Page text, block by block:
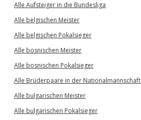
Alle Aufsteiger in die Bundesliga
Alle belgischen Meister
Alle belgischen Pokalsieger
Alle bosnischen Meister
Alle bosnischen Pokalsieger
Alle Brüderpaare in der Nationalmannschaft
Alle bulgarischen Meister
Alle bulgarischen Pokalsieger